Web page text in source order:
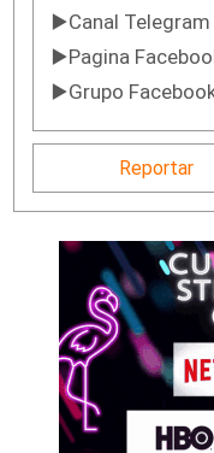
▶️Canal
▶️Pagina
▶️Grupo
Reportar